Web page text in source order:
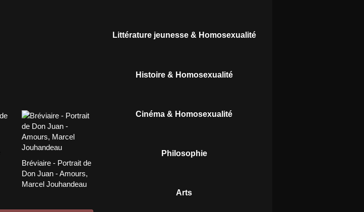
Bréviaire - Portrait de
Don Juan - Amours,
Marcel Jouhandeau
Littérature jeunesse & Homosexualité
Histoire & Homosexualité
Cinéma & Homosexualité
Philosophie
Arts